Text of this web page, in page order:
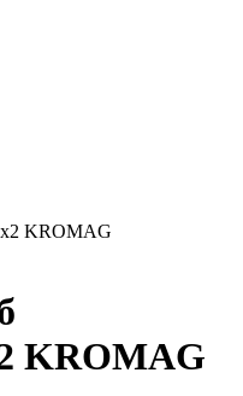
KROMAG
KROMAG